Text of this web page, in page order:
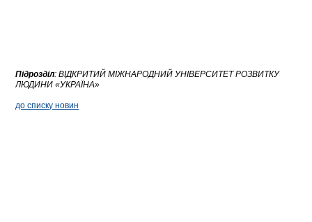
Підрозділ:ВІДКРИТИЙ МІЖНАРОДНИЙ УНІВЕРСИТЕТ РОЗВИТКУ
ЛЮДИНИ «УКРАЇНА»
до списку новин